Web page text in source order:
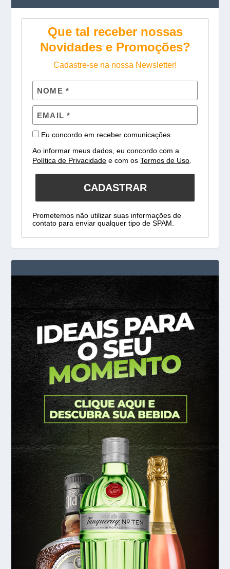
Que tal receber nossas
Novidades e Promoções?
Cadastre-se na nossa Newsletter!
Eu concordo em receber comunicações.
Ao informar meus dados, eu concordo com a
Política de Privacidade e com osTermos de Uso
CADASTRAR
Prometemos não utilizar suas informações de
contato para enviar qualquer tipo de SPAM.